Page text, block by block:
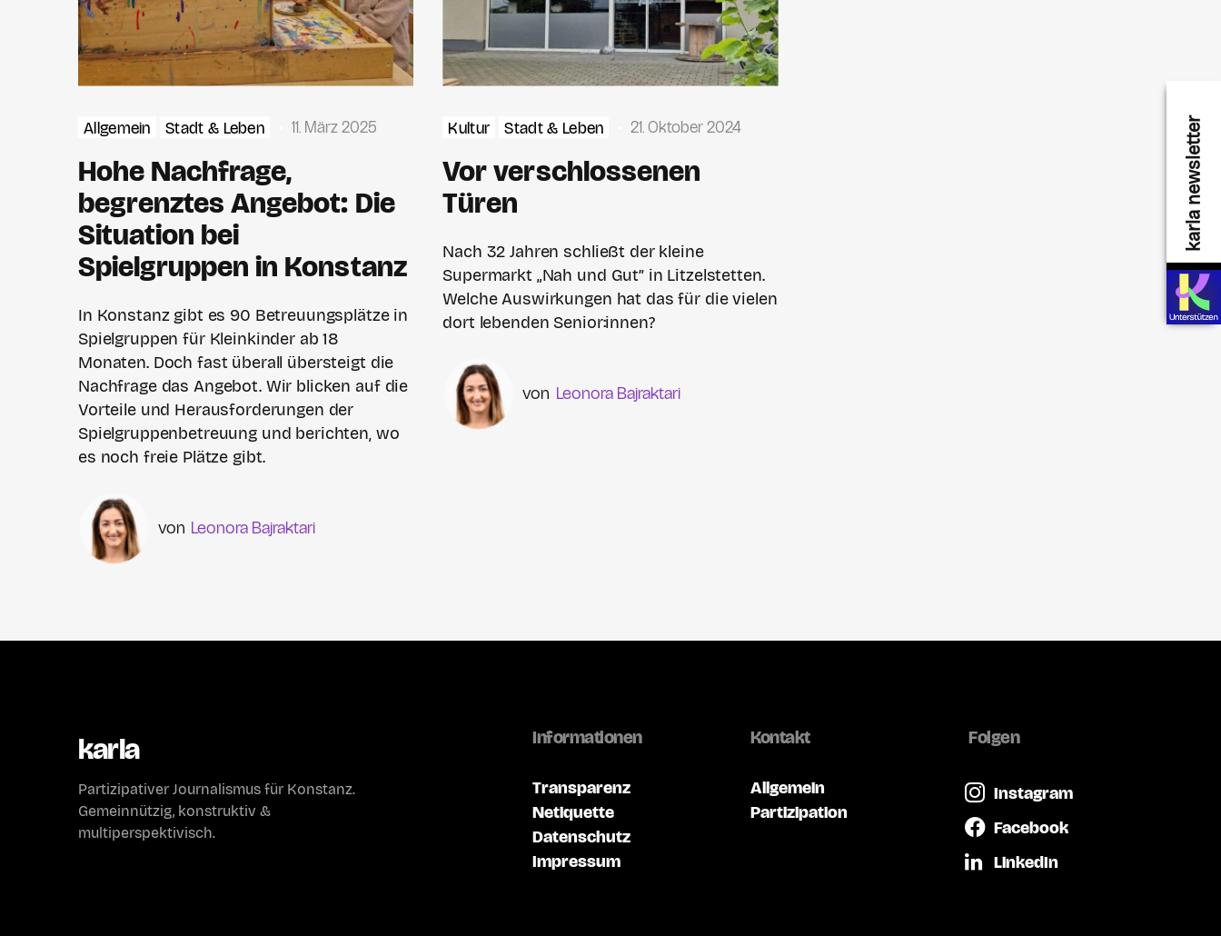
karla newsletter
Allgemein Stadt & Leben 11. März 2025
Hohe Nachfrage,
begrenztes Angebot: Die
Situation bei
Spielgruppen in Konstanz
In Konstanz gibt es 90 Betreuungsplätze in
Spielgruppen für Kleinkinder ab 18
Monaten. Doch fast überall übersteigt die
Nachfrage das Angebot. Wir blicken auf die
Vorteile und Herausforderungen der
Spielgruppenbetreuung und berichten, wo
es noch freie Plätze gibt.
Leonora Bajraktari
Kultur Stadt & Leben 21. Oktober 2024
Vor verschlossenen
Türen
Nach 32 Jahren schließt der kleine
Supermarkt „Nah und Gut” in Litzelstetten.
Welche Auswirkungen hat das für die vielen
dort lebenden Senior:innen?
Leonora Bajraktari
karla
Partizipativer Journalismus für Konstanz.
Gemeinnützig, konstruktiv &
multiperspektivisch.
Informationen
Transparenz
Netiquette
Datenschutz
Impressum
Kontakt
Allgemein
Partizipation
Folgen
Instagram
Facebook
LinkedIn